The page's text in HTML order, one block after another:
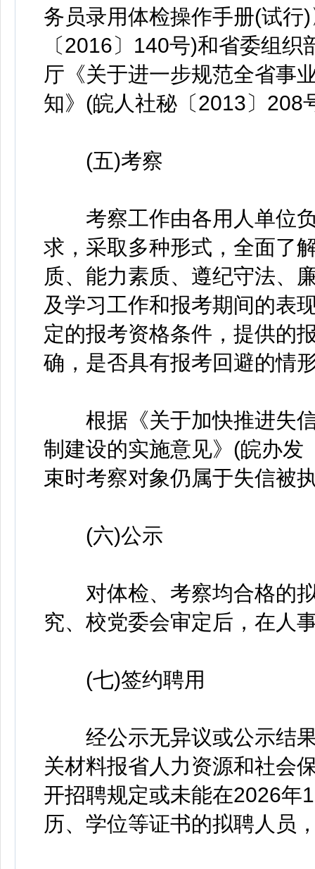
务员录用体检操作手册(试行
〔2016〕140号)和省委组
厅《关于进一步规范全省事
知》(皖人社秘〔2013〕208
(五)考察
考察工作由各用人单位负
求，采取多种形式，全面了
质、能力素质、遵纪守法、
及学习工作和报考期间的表
定的报考资格条件，提供的
确，是否具有报考回避的情
根据《关于加快推进失信
制建设的实施意见》(皖办发
束时考察对象仍属于失信被
(六)公示
对体检、考察均合格的拟
究、校党委会审定后，在人
(七)签约聘用
经公示无异议或公示结果
关材料报省人力资源和社会
开招聘规定或未能在2026年
历、学位等证书的拟聘人员